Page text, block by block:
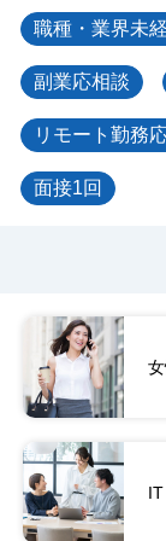
職種・業界未
副業応相談
リモート勤務
面接1回